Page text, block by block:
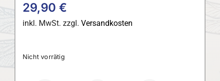
29,90 €
inkl. MwSt. zzgl. Versandkosten
Nicht vorrätig